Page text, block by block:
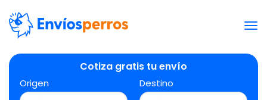
Cotiza gratis tu envío
Origen Destino